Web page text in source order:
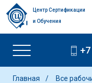
Центр Сертификации
и Обучения
Главная
Все